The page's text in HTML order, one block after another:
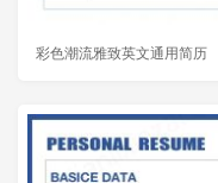
彩色潮流雅致英文通用简历